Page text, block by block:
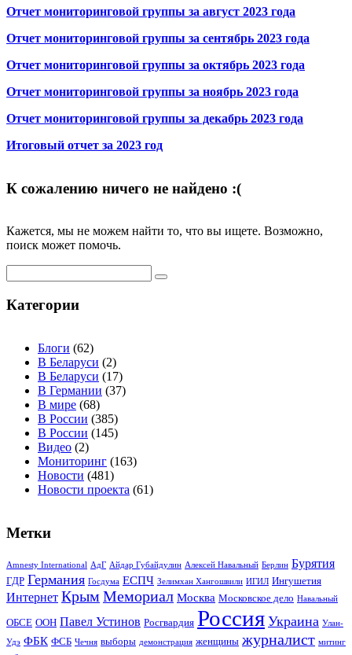
Отчет мониторинговой группы за август 2023 года
Отчет мониторинговой группы за сентябрь 2023 года
Отчет мониторинговой группы за октябрь 2023 года
Отчет мониторинговой группы за ноябрь 2023 года
Отчет мониторинговой группы за декабрь 2023 года
Итоговый отчет за 2023 год
К сожалению ничего не найдено :(
Кажется, мы не можем найти то, что вы ищете. Возможно,
поиск может помочь.
for:
Категории
Блоги (62)
В Беларуси (2)
В Беларуси (17)
В Германии (37)
В мире (68)
В России (385)
В России (145)
Видео (2)
Мониторинг (163)
Новости (481)
Новости проекта (61)
Метки
Amnesty International АдГ Айдар Губайдулин Алексей Навальный Берлин Бурятия
ГДР Германия Госдума ЕСПЧ Зелимхан Хангошвили ИГИЛ Ингушетия
Интернет Крым Мемориал Москва Московское дело Навальный
ОБСЕ ООН Павел Устинов Росгвардия Россия Украина Улан-
Удэ ФБК ФСБ Чечня выборы демонстрация женщины журналист митинг